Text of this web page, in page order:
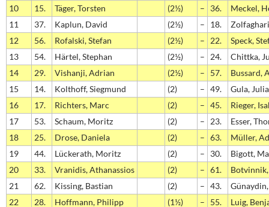
10
15. Täger, Torsten (2½) – 36.
Meckel,
11
37. Kaplun, David (2½) – 18.
12
56. Rofalski, Stefan (2½) – 22.
Speck,
13
54. Härtel, Stephan (2½) – 24.
Chittka,
14
29. Vishanji, Adrian (2½) – 57.
Bussard,
15
14. Kolthoff, Siegmund (2) – 49.
Gula,
16
17. Richters, Marc (2) – 45.
Rieger,
17
53. Schaum, Moritz (2) – 23.
Esser,
18
25. Drose, Daniela (2) – 63.
Müller,
19
44. Lückerath, Moritz (2) – 30.
Bigott,
20
33. Vranidis, Athanassios (2) – 61.
21
62. Kissing, Bastian (2) – 43.
22
28. Hoffmann, Philipp (1½) – 55.
Luig,